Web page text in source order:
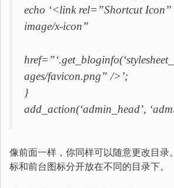
echo ‘<link rel=”Shortcut
image/x-icon”
ages/favicon.png” />’;
}
add_action(‘admin_head’,
像前面一样，你同样可以随意更改目录
标和前台图标分开放在不同的目录下。